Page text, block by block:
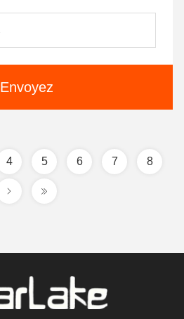
Envoyez
4 5 6 7 8